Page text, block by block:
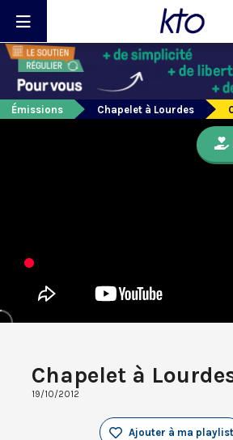
Émissions Chapelet à Lourdes
Chapelet à
19/10/2012
Ajouter à ma playlist